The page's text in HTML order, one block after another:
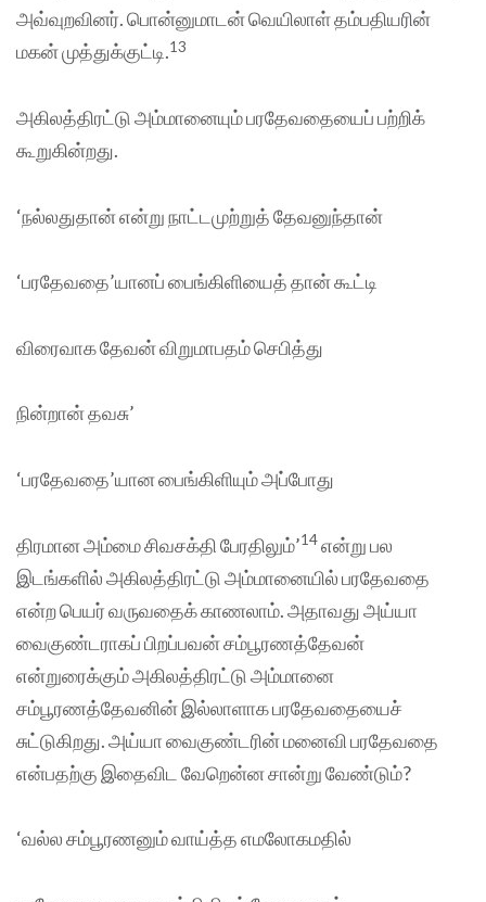
அவ்வுறவினர். பொன்னுமாடன் வெயிலாள் தம்பதியரின்
மகன் முத்துக்குட்டி.13
அகிலத்திரட்டு அம்மானையும் பரதேவதையைப் பற்றிக்
கூறுகின்றது.
‘நல்லதுதான் என்று நாட்டமுற்றுத் தேவனுந்தான்
‘பரதேவதை’யானப் பைங்கிளியைத் தான் கூட்டி
விரைவாக தேவன் விறுமாபதம் செபித்து
நின்றான் தவசு’
‘பரதேவதை’யான பைங்கிளியும் அப்போது
திரமான அம்மை சிவசக்தி பேரதிலும்’14என்று பல
இடங்களில் அகிலத்திரட்டு அம்மானையில் பரதேவதை
என்ற பெயர் வருவதைக் காணலாம். அதாவது அய்யா
வைகுண்டராகப் பிறப்பவன் சம்பூரணத்தேவன்
என்றுரைக்கும் அகிலத்திரட்டு அம்மானை
சம்பூரணத்தேவனின் இல்லாளாக பரதேவதையைச்
சுட்டுகிறது. அய்யா வைகுண்டரின் மனைவி பரதேவதை
என்பதற்கு இதைவிட வேறென்ன சான்று வேண்டும்?
‘வல்ல சம்பூரணனும் வாய்த்த எமலோகமதில்